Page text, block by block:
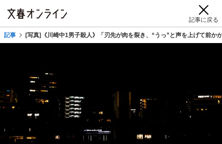
記事に戻る
記事 [写真]《川崎中1男子殺人》「刃先が肉を裂き、“うっ”と声を上げて前